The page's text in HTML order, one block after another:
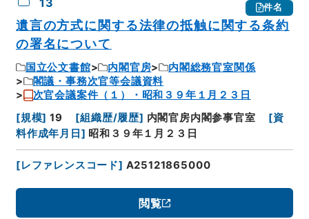
13 件名
遺言の方式に関する法律の抵触に関する条約
の署名について
国立公文書館 内閣官房
内閣総務官室関係
閣議・事務次官等会議資料
次官会議案件（１）・昭和３９年１月２３日
[規模] 19 [組織歴/履歴] 内閣官房内閣参事官室 [資
料作成年月日 ] 昭和３９年１月２３日
[レファレンスコード] A25121865000
閲覧